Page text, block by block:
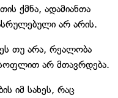
ქმნა, ადამიანთა
არ არის.
თუ არა, რეალობა
არ მთავრდება.
იმ სახეს, რაც